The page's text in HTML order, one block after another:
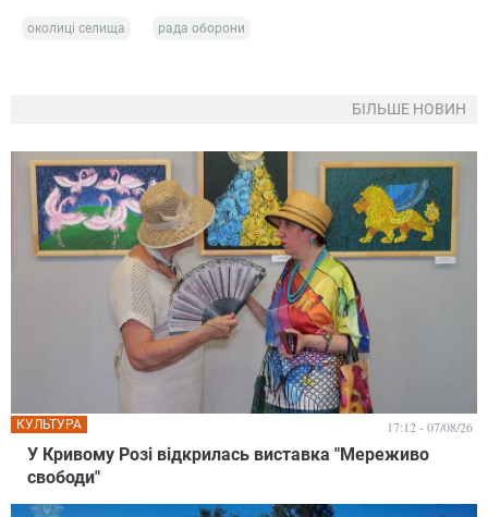
околиці селища рада оборони
БІЛЬШЕ НОВИН
У Кривому Розі відкрилась виставка "Мереживо
свободи"
КУЛЬТУРА 17:12 - 07/08/26